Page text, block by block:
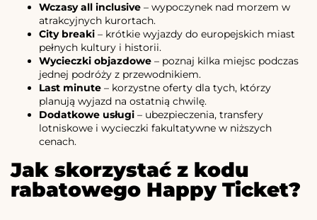
Wczasy all inclusive – wypoczynek nad morzem w
atrakcyjnych kurortach.
City breaki – krótkie wyjazdy do europejskich miast
pełnych kultury i historii.
Wycieczki objazdowe – poznaj kilka miejsc podczas
jednej podróży z przewodnikiem.
Last minute – korzystne oferty dla tych, którzy
planują wyjazd na ostatnią chwilę.
Dodatkowe usługi – ubezpieczenia, transfery
lotniskowe i wycieczki fakultatywne w niższych
cenach.
Jak skorzystać z kodu
rabatowego Happy Ticket?